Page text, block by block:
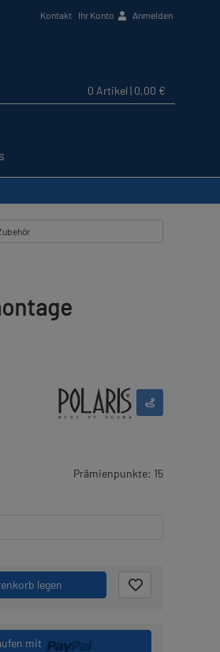
Kontakt Ihr Konto Anmelden
0 Artikel | 0,00 €
Prämienpunkte: 15
legen
mit